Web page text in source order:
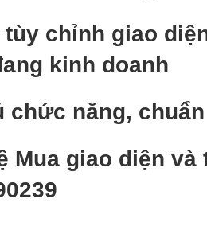
NEW
Add to
Sản phẩm mẫu 4
NEW
Sản phẩm mẫu 1
300,000
tùy chỉnh giao
kinh doanh
chức năng,
Mua giao diện